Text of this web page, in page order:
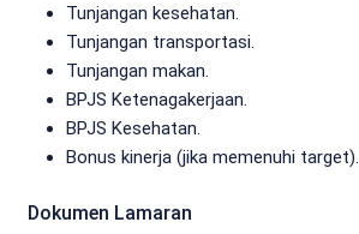
Tunjangan kesehatan.
Tunjangan transportasi.
Tunjangan makan.
BPJS Ketenagakerjaan.
BPJS Kesehatan.
Bonus kinerja (jika memenuhi target).
Dokumen Lamaran